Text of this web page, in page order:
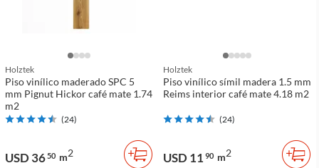
Holztek
Piso vinílico maderado SPC 5
mm Pignut Hickor café mate 1.74
m2
(24)
USD 3650 m2
Holztek
Piso vinílico símil madera 1.5 mm
Reims interior café mate 4.18 m2
(24)
USD 11 90 m2